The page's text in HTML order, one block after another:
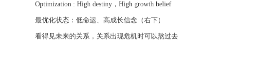
Optimization : High destiny，High growth belief
最优化状态：低命运、高成长信念（右下）
看得见未来的关系，关系出现危机时可以熬过去